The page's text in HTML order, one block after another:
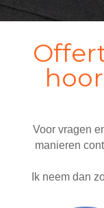
Voor vragen
manieren
Ik neem dan